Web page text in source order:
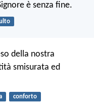
è senza fine.
della nostra
smisurata ed
conforto